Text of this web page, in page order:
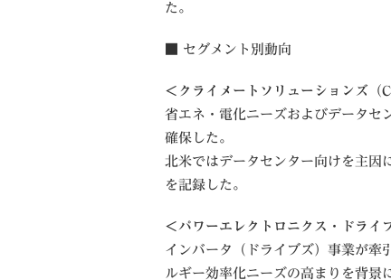
た。
■ セグメント別動向
＜クライメートソリューションズ
省エネ・電化ニーズおよびデータセ
確保した。
北米ではデータセンター向けを主因
を記録した。
＜パワーエレクトロニクス・ドラ
インバータ（ドライブズ）事業が牽
ルギー効率化ニーズの高まりを背景